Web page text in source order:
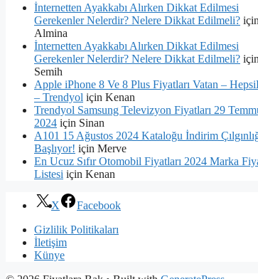
İnternetten Ayakkabı Alırken Dikkat Edilmesi
Gerekenler Nelerdir? Nelere Dikkat Edilmeli? için
Almina
İnternetten Ayakkabı Alırken Dikkat Edilmesi
Gerekenler Nelerdir? Nelere Dikkat Edilmeli? için
Semih
Apple iPhone 8 Ve 8 Plus Fiyatları Vatan –
– Trendyol için Kenan
Trendyol Samsung Televizyon Fiyatları 29
2024 için Sinan
A101 15 Ağustos 2024 Kataloğu İndirim
Başlıyor! için Merve
En Ucuz Sıfır Otomobil Fiyatları 2024 Marka
Listesi için Kenan
X
Facebook
Gizlilik Politikaları
İletişim
Künye